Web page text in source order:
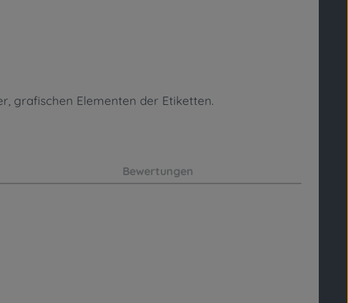
grafischen Elementen der Etiketten.
Bewertungen